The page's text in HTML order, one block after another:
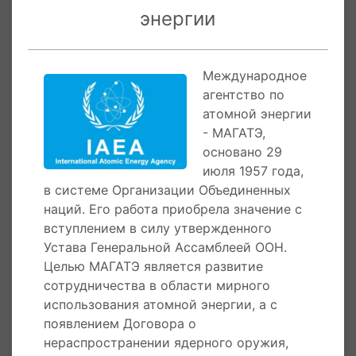
26 октября 1956 годаутвержден Устав
Международного агентства по атомной
энергии - МАГАТЭ на пленарном заседании
Генеральной Ассамблеи Совета Безопасности
ООН в Нью-Йорке. Специально созданная
комиссия приступила к работе по подготовке
первой генеральной конференции новой
организации.
8 августа 1955 годав штаб-квартире ООН в
Женеве состоялась международная
конференция по мирному использованию
ядерной энергии. В ней приняло участие
самое большое число ученых за всю мировую
историю. Впервые после окончания Второй
мировой войны был приподнят покров
энергии
Международное
агентство по
атомной энергии
- МАГАТЭ,
основано 29
июля 1957 года,
в системе Организации Объединенных
наций. Его работа приобрела значение с
вступлением в силу утвержденного
Устава Генеральной Ассамблеей ООН.
Целью МАГАТЭ является развитие
сотрудничества в области мирного
использования атомной энергии, а с
появлением Договора о
нераспространении ядерного оружия,